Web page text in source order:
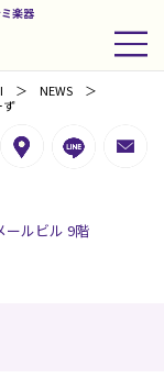
楽器
NEWS
ず
ルビル 9階